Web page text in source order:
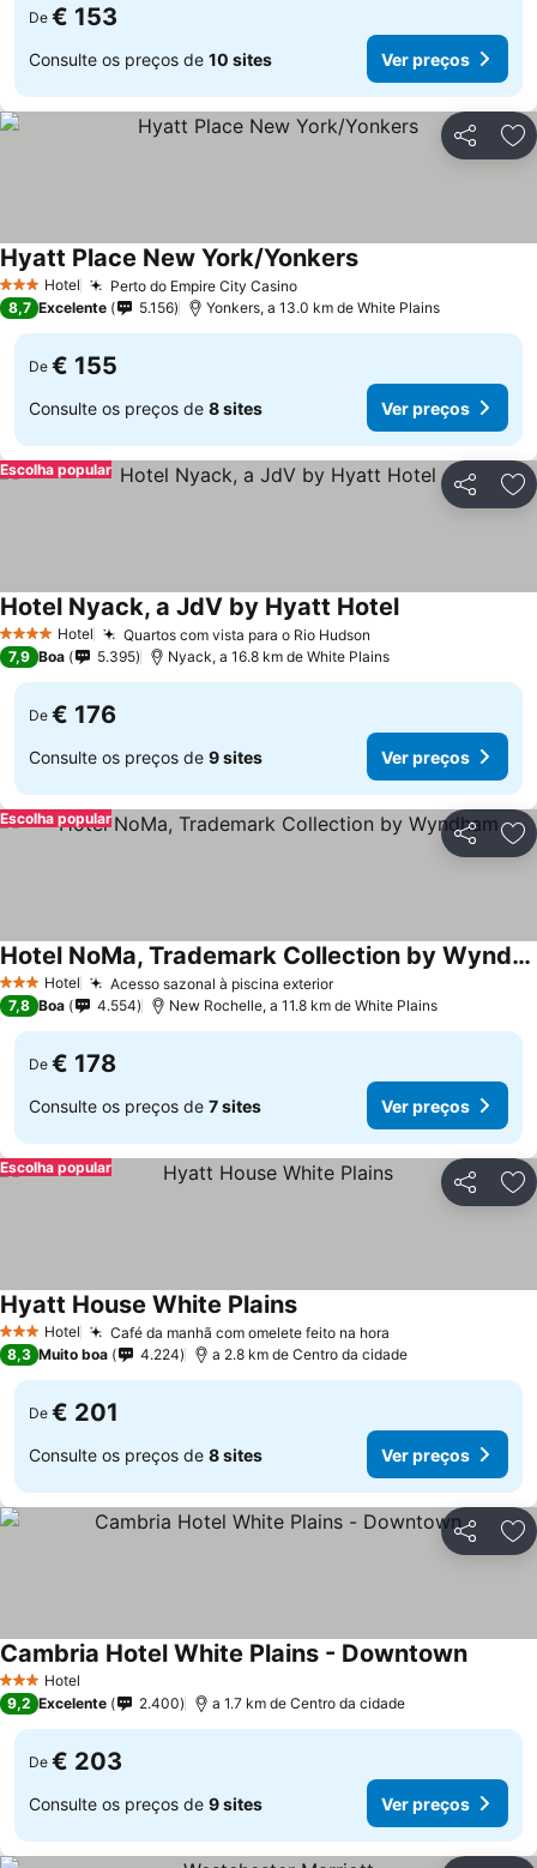
De € 153
Consulte os preços de 10 sites Ver preços
Partilhar
3 EstrelasHotel Perto do Empire City CasinoVer preços
Hyatt Place New York/YonkersVer preços
8,7 Excelente 5.156 Yonkers, a 13.0 km de White Plains
De € 155
Consulte os preços de 8 sites Ver preços
Partilhar
Escolha popular
4 EstrelasHotel Quartos com vista para o Rio Hudson
Hotel Nyack, a JdV by Hyatt HotelVer preços
7,9 Boa 5.395 Nyack, a 16.8 km de White Plains
De € 176
Consulte os preços de 9 sites Ver preços
Partilhar
Escolha popular
3 EstrelasHotel Acesso sazonal à piscina exteriorVer preços
Hotel NoMa, Trademark Collection by Wyndham
Ver preços
7,8 Boa 4.554 New Rochelle, a 11.8 km de White Plains
De € 178
Consulte os preços de 7 sites Ver preços
Partilhar
Escolha popular
3 EstrelasHotel Café da manhã com omelete feito na hora
Hyatt House White PlainsVer preços
8,3 Muito boa 4.224 a 2.8 km de Centro da cidade
De € 201
Consulte os preços de 8 sites Ver preços
Partilhar
3 EstrelasHotel
Cambria Hotel White Plains - DowntownVer
9,2 Excelente 2.400 a 1.7 km de Centro da cidade
De € 203
Consulte os preços de 9 sites Ver preços